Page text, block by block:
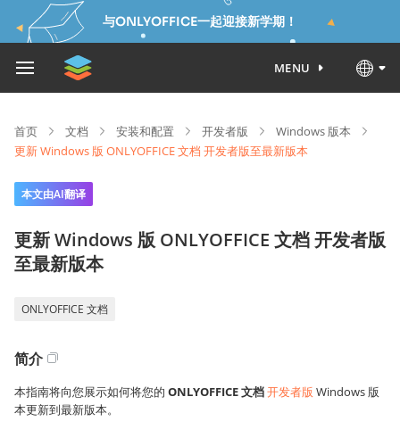
与ONLYOFFICE一起迎接新学期！
MENU
首页 文档 安装和配置 开发者版
Windows 版本
更新 Windows 版 ONLYOFFICE 文档 开发者版至最新版本
本文由AI翻译
更新 Windows 版 ONLYOFFICE 文档 开发者版
至最新版本
ONLYOFFICE 文档
简介
本指南将向您展示如何将您的 ONLYOFFICE 文档开发者版 Windows 版
本更新到最新版本。